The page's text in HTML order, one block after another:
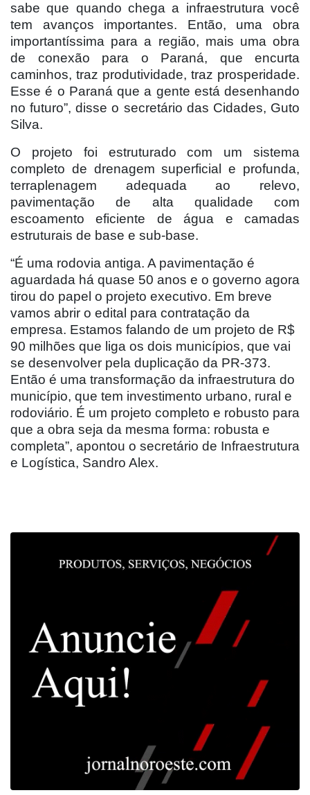
sabe que quando chega a infraestrutura você
tem avanços importantes. Então, uma obra
importantíssima para a região, mais uma obra
de conexão para o Paraná, que encurta
caminhos, traz produtividade, traz prosperidade.
Esse é o Paraná que a gente está desenhando
no futuro”, disse o secretário das Cidades, Guto
Silva.
O projeto foi estruturado com um sistema
completo de drenagem superficial e profunda,
terraplenagem adequada ao relevo,
pavimentação de alta qualidade com
escoamento eficiente de água e camadas
estruturais de base e sub-base.
“É uma rodovia antiga. A pavimentação é
aguardada há quase 50 anos e o governo agora
tirou do papel o projeto executivo. Em breve
vamos abrir o edital para contratação da
empresa. Estamos falando de um projeto de R$
90 milhões que liga os dois municípios, que vai
se desenvolver pela duplicação da PR-373.
Então é uma transformação da infraestrutura do
município, que tem investimento urbano, rural e
rodoviário. É um projeto completo e robusto para
que a obra seja da mesma forma: robusta e
completa”, apontou o secretário de Infraestrutura
e Logística, Sandro Alex.